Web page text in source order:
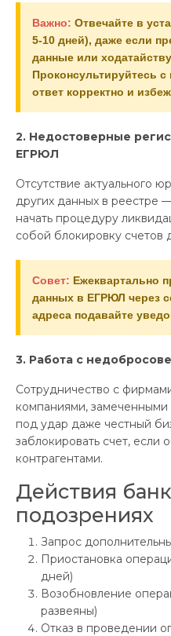
Важно: Отвечайте в
5-10 дней), даже если
данные или
Проконсультируйтесь
ответ корректно и
2. Недостоверные
ЕГРЮЛ
Отсутствие актуального
других данных в реестре
начать процедуру
собой блокировку счетов
Совет: Ежеквартально
данных в ЕГРЮЛ через
адреса подавайте
3. Работа с
Сотрудничество с
компаниями, замеченными
под удар даже честный
заблокировать счет, если
контрагентами.
Действия
подозрениях
Запрос
Приостановка
дней)
Возобновление
развеяны)
Отказ в проведении